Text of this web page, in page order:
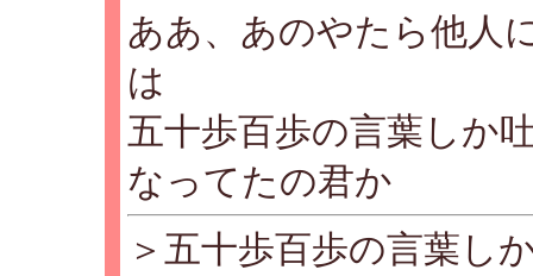
ああ、あのやたら他人
は
五十歩百歩の言葉しか
なってたの君か
＞五十歩百歩の言葉し